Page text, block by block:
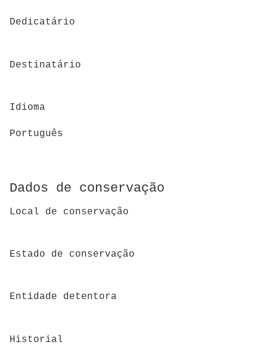
Dedicatário
Destinatário
Idioma
Português
Dados de conservação
Local de conservação
Estado de conservação
Entidade detentora
Historial